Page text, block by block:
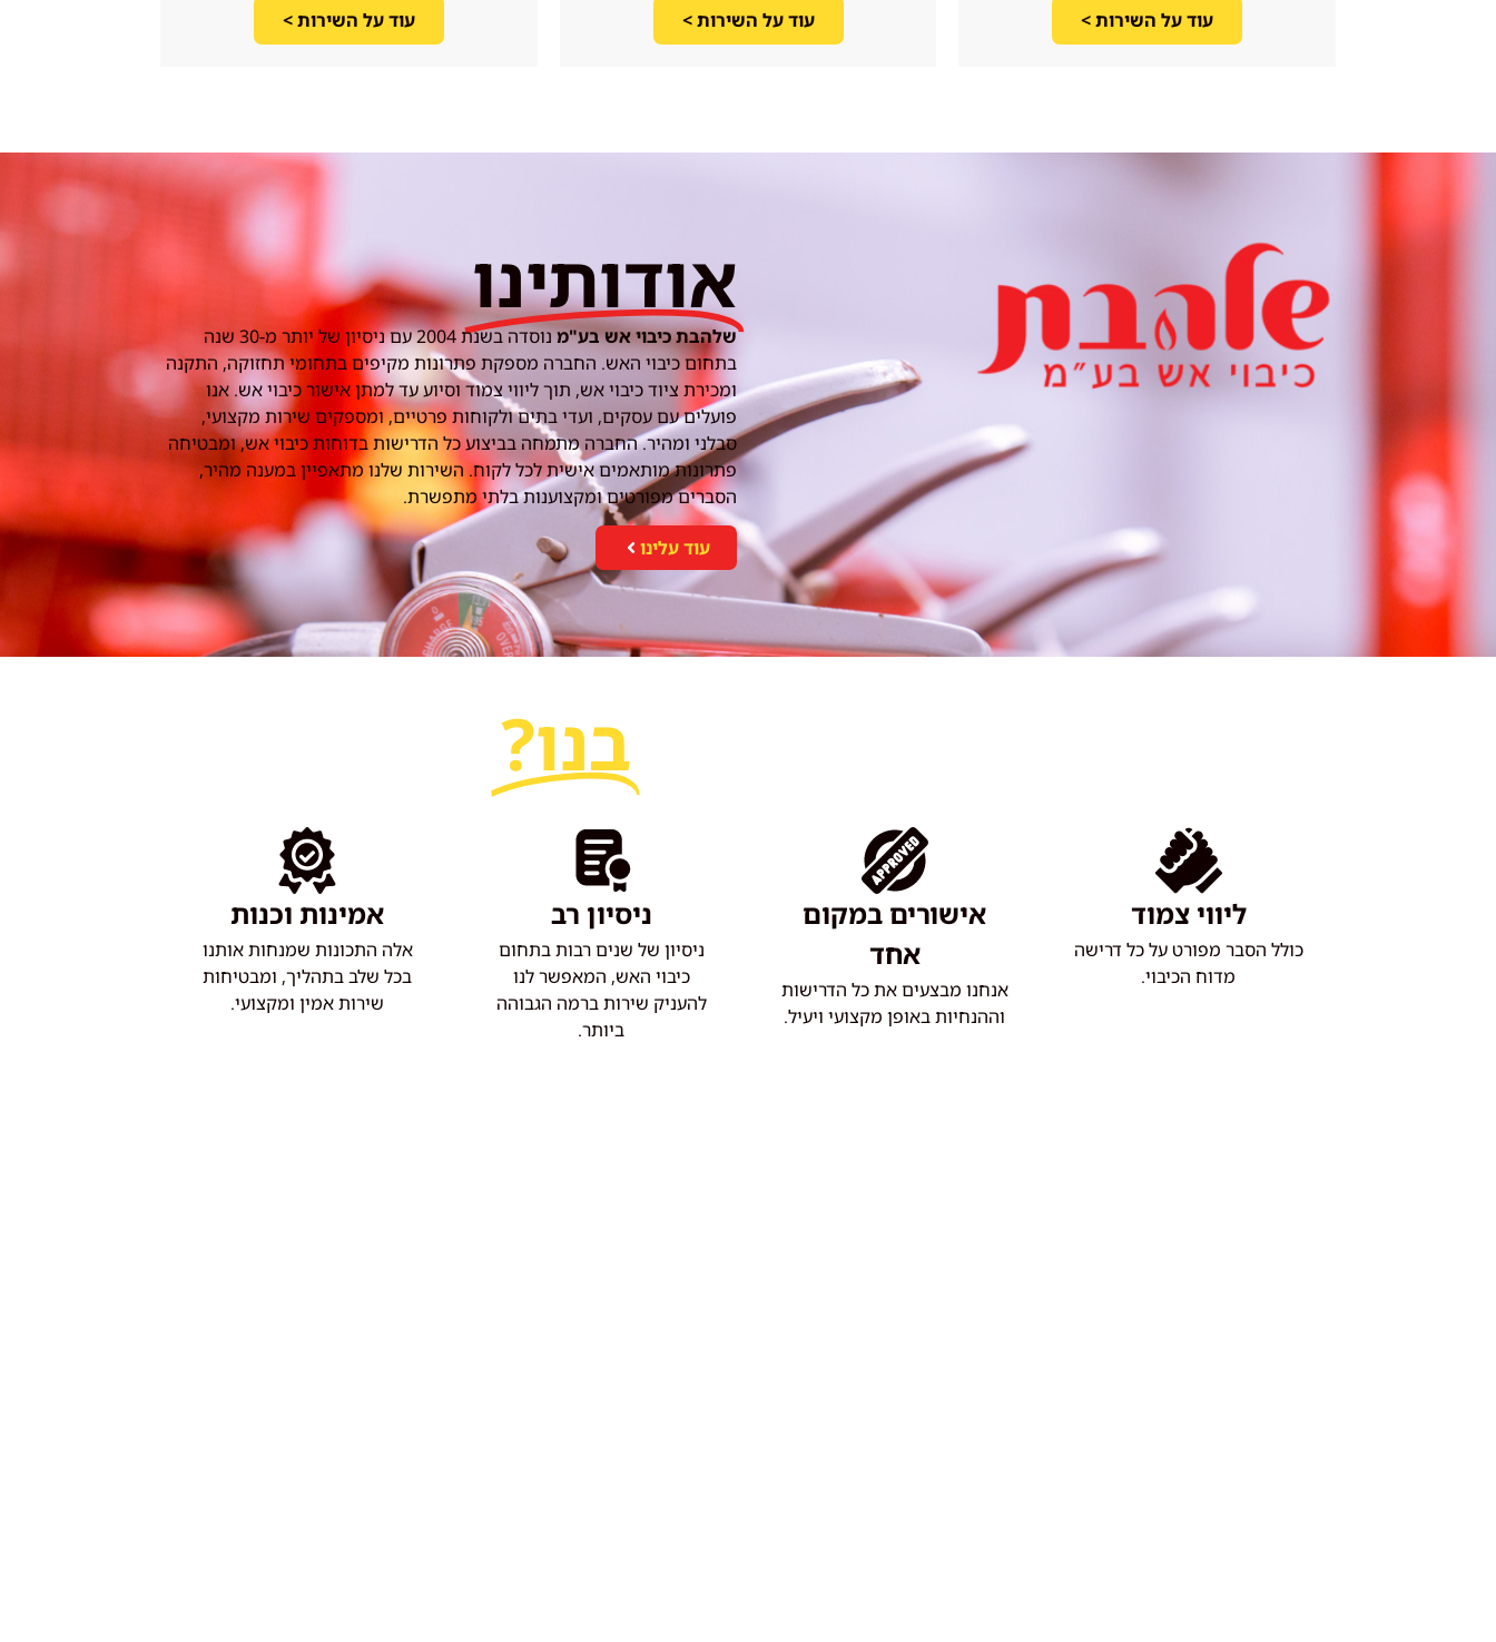
עוד על השירות > עוד על השירות > עוד על השירות >
אודותינו
שלהבת כיבוי אש בע"מ
נוסדה בשנת 2004 עם ניסיון של יותר מ-30 שנה
בתחום כיבוי האש. החברה מספקת פתרונות מקיפים בתחומי תחזוקה, התקנה
ומכירת ציוד כיבוי אש, תוך ליווי צמוד וסיוע עד למתן אישור כיבוי אש. אנו
פועלים עם עסקים, ועדי בתים ולקוחות פרטיים, ומספקים שירות מקצועי,
סבלני ומהיר. החברה מתמחה בביצוע כל הדרישות בדוחות כיבוי אש, ומבטיחה
פתרונות מותאמים אישית לכל לקוח. השירות שלנו מתאפיין במענה מהיר,
הסברים מפורטים ומקצוענות בלתי מתפשרת.
עוד עלינו
בנו?
ליווי צמוד
כולל הסבר מפורט על כל דרישה
מדוח הכיבוי.
אישורים במקום
אחד
אנחנו מבצעים את כל הדרישות
וההנחיות באופן מקצועי ויעיל.
ניסיון רב
ניסיון של שנים רבות בתחום
כיבוי האש, המאפשר לנו
להעניק שירות ברמה הגבוהה
ביותר.
אמינות וכנות
אלה התכונות שמנחות אותנו
בכל שלב בתהליך, ומבטיחות
שירות אמין ומקצועי.